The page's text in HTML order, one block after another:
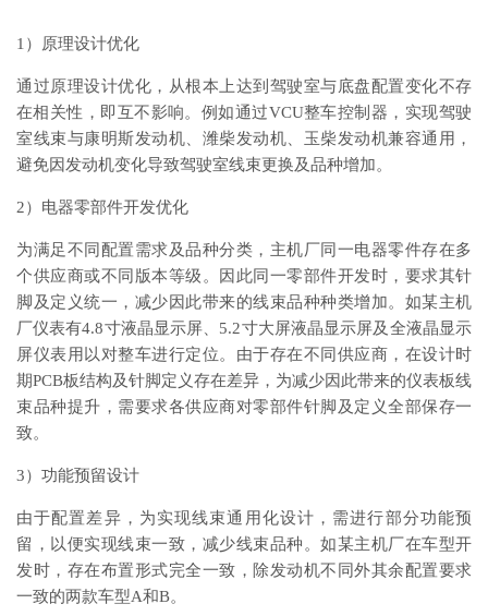
1）原理设计优化
通过原理设计优化，从根本上达到驾驶室与底盘配置变化不存
在相关性，即互不影响。例如通过VCU整车控制器，实现驾驶
室线束与康明斯发动机、潍柴发动机、玉柴发动机兼容通用，
避免因发动机变化导致驾驶室线束更换及品种增加。
2）电器零部件开发优化
为满足不同配置需求及品种分类，主机厂同一电器零件存在多
个供应商或不同版本等级。因此同一零部件开发时，要求其针
脚及定义统一，减少因此带来的线束品种种类增加。如某主机
厂仪表有4.8寸液晶显示屏、5.2寸大屏液晶显示屏及全液晶显示
屏仪表用以对整车进行定位。由于存在不同供应商，在设计时
期PCB板结构及针脚定义存在差异，为减少因此带来的仪表板线
束品种提升，需要求各供应商对零部件针脚及定义全部保存一
致。
3）功能预留设计
由于配置差异，为实现线束通用化设计，需进行部分功能预
留，以便实现线束一致，减少线束品种。如某主机厂在车型开
发时，存在布置形式完全一致，除发动机不同外其余配置要求
一致的两款车型A和B。